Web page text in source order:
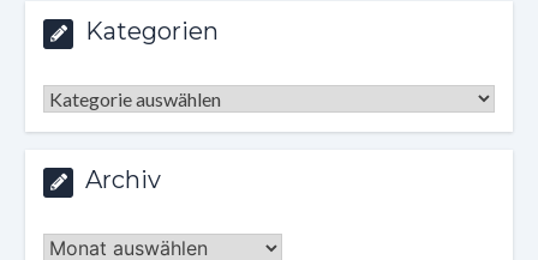
Kategorien
Kategorien
Archiv
Archiv